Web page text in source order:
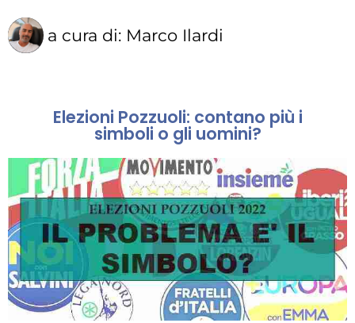
a cura di: Marco Ilardi
Elezioni Pozzuoli: contano più i
simboli o gli uomini?